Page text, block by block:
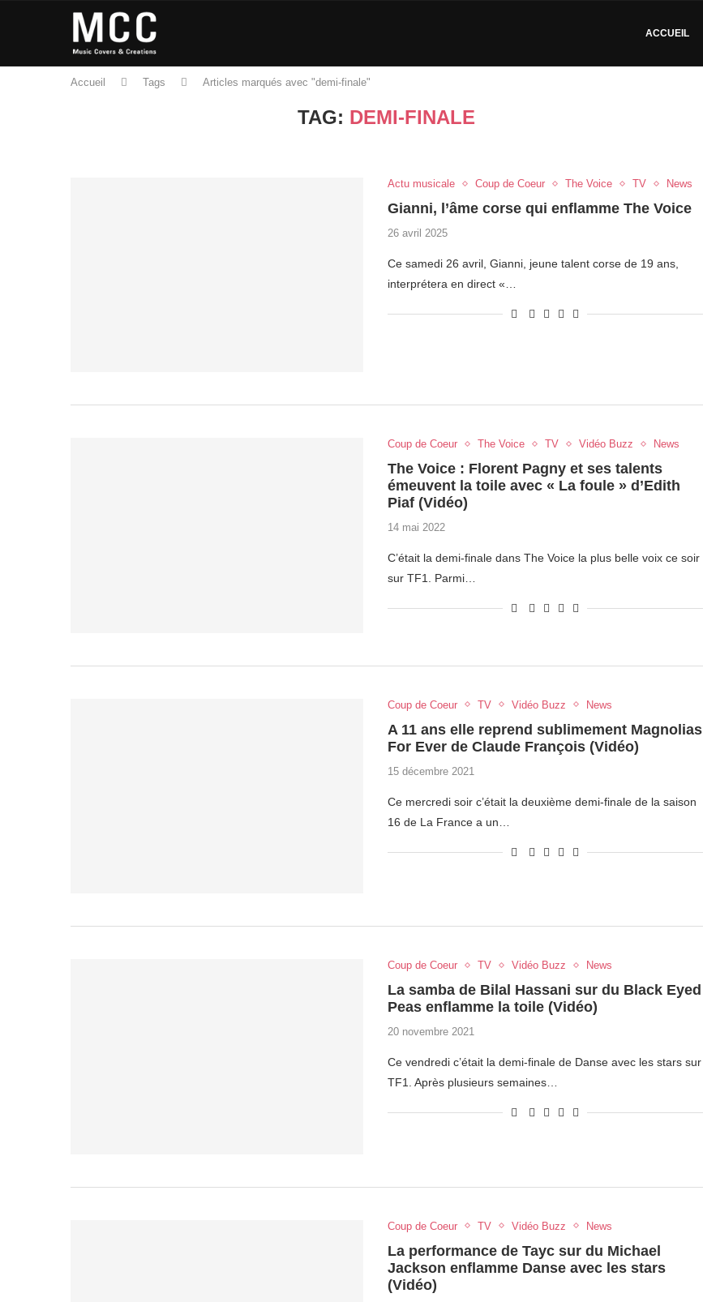
ACCUEIL
Accueil Tags Articles marqués avec "demi-finale"
TAG: DEMI-FINALE
Actu musicale Coup de Coeur The Voice TV News
Gianni, l’âme corse qui enflamme The Voice
26 avril 2025
Ce samedi 26 avril, Gianni, jeune talent corse de 19 ans,
interprétera en direct «…
Coup de Coeur The Voice TV Vidéo Buzz News
The Voice : Florent Pagny et ses talents
émeuvent la toile avec « La foule » d’Edith
Piaf (Vidéo)
14 mai 2022
C’était la demi-finale dans The Voice la plus belle voix ce soir
sur TF1. Parmi…
Coup de Coeur TV Vidéo Buzz News
A 11 ans elle reprend sublimement Magnolias
For Ever de Claude François (Vidéo)
15 décembre 2021
Ce mercredi soir c’était la deuxième demi-finale de la saison
16 de La France a un…
Coup de Coeur TV Vidéo Buzz News
La samba de Bilal Hassani sur du Black Eyed
Peas enflamme la toile (Vidéo)
20 novembre 2021
Ce vendredi c’était la demi-finale de Danse avec les stars sur
TF1. Après plusieurs semaines…
Coup de Coeur TV Vidéo Buzz News
La performance de Tayc sur du Michael
Jackson enflamme Danse avec les stars
(Vidéo)